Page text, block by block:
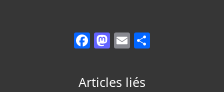
Facebook
Mastodon
Email
Articles liés